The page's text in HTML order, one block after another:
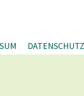
DATENSCHUTZ